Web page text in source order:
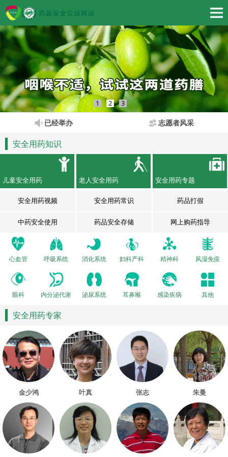
1 2 3
已经举办 志愿者风采
安全用药知识
儿童安全用药 老人安全用药 安全用药专题
安全用药视频 安全用药常识 药品打假
中药安全使用 药品安全存储 网上购药指导
心血管 呼吸系统 消化系统 妇科产科 精神科 风湿免疫
眼科 内分泌代谢 泌尿系统 耳鼻喉 感染疾病 其他
安全用药专家
金少鸿 叶真 张志 朱曼